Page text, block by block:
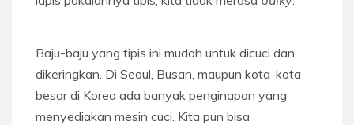
Baju-baju yang tipis ini mudah untuk dicuci dan
dikeringkan. Di Seoul, Busan, maupun kota-kota
besar di Korea ada banyak penginapan yang
menyediakan mesin cuci. Kita pun bisa